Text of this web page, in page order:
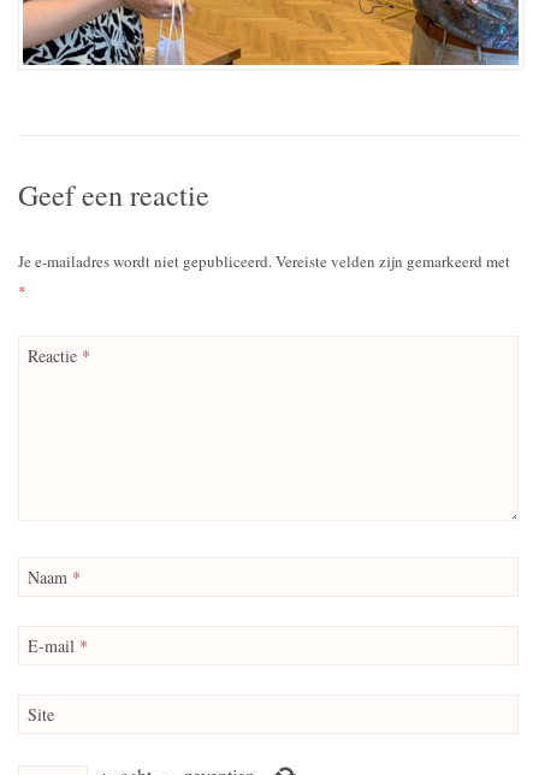
Geef een reactie
Je e-mailadres wordt niet gepubliceerd.Vereiste velden zijn gemarkeerd met
*
Reactie *
Naam *
E-mail *
Site